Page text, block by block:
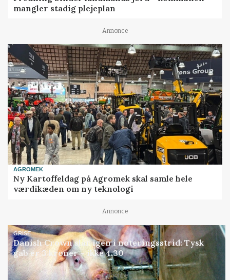
mangler stadig plejeplan
Annonce
AGROMEK
Ny Kartoffeldag på Agromek skal samle hele
værdikæden om ny teknologi
Annonce
GRISE
Danish Crown slår igen i noteringsstrid: Tysk
gab er 3 kroner – ikke 4,30
Annonce